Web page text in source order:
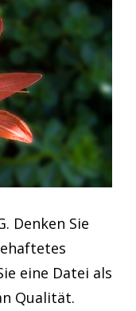
Denken Sie
eine Datei als
Qualität.